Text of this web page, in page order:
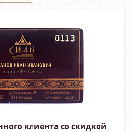
клиента со скидкой